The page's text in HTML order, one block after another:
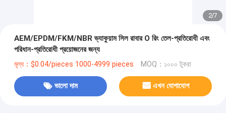
2/7
AEM/EPDM/FKM/NBR ভ্যাকুয়াম সিল রাবার O রিং তেল-প্রতিরোধী এবং
পরিধান-প্রতিরোধী প্রয়োজনের জন্য
মূল্য：$0.04/pieces 1000-4999 pieces MOQ：১০০০ টুকরা
ভালো দাম এখন যোগাযোগ